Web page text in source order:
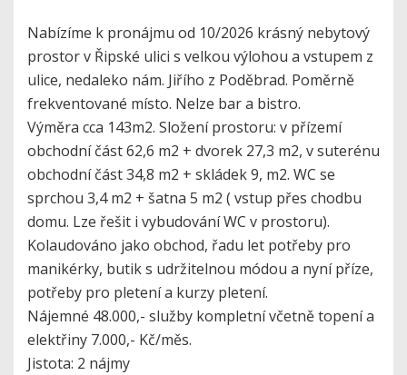
Nabízíme k pronájmu od 10/2026 krásný nebytový
prostor v Řipské ulici s velkou výlohou a vstupem z
ulice, nedaleko nám. Jiřího z Poděbrad. Poměrně
frekventované místo. Nelze bar a bistro.
Výměra cca 143m2. Složení prostoru: v přízemí
obchodní část 62,6 m2 + dvorek 27,3 m2, v suterénu
obchodní část 34,8 m2 + skládek 9, m2. WC se
sprchou 3,4 m2 + šatna 5 m2 ( vstup přes chodbu
domu. Lze řešit i vybudování WC v prostoru).
Kolaudováno jako obchod, řadu let potřeby pro
manikérky, butik s udržitelnou módou a nyní příze,
potřeby pro pletení a kurzy pletení.
Nájemné 48.000,- služby kompletní včetně topení a
elektřiny 7.000,- Kč/měs.
Jistota: 2 nájmy